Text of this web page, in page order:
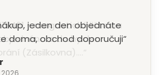
- magnetická lišta na
a druhy den
(Zásilkovna).…“